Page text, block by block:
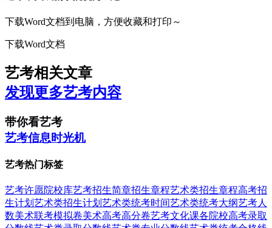
下载Word文档到电脑，方便收藏和打印～
下载Word文档
艺考相关文章
发现更多艺考内容
带你看艺考
艺考信息时光机
艺考热门标签
艺考许愿院校库艺考招生简章招生章程艺术类招生章程高考招
生计划 艺术类招生计划 艺术类统考时间艺术类统考大纲艺考人
数美术联考模拟卷美术高考高分卷艺考文化课各院校高考录取